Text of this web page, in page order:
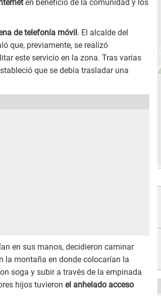
en beneficio de la comunidad y los
de telefonía móvil . El alcalde del
que, previamente, se realizó
este servicio en la zona. Tras varias
que se debía trasladar una
en sus manos, decidieron caminar
la montaña en donde colocarían la
soga y subir a través de la empinada
hijos tuvieron el anhelado acceso